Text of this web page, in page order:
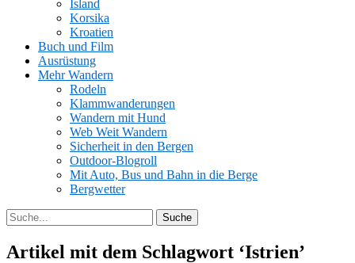
Island
Korsika
Kroatien
Buch und Film
Ausrüstung
Mehr Wandern
Rodeln
Klammwanderungen
Wandern mit Hund
Web Weit Wandern
Sicherheit in den Bergen
Outdoor-Blogroll
Mit Auto, Bus und Bahn in die Berge
Bergwetter
Artikel mit dem Schlagwort ‘Istrien’